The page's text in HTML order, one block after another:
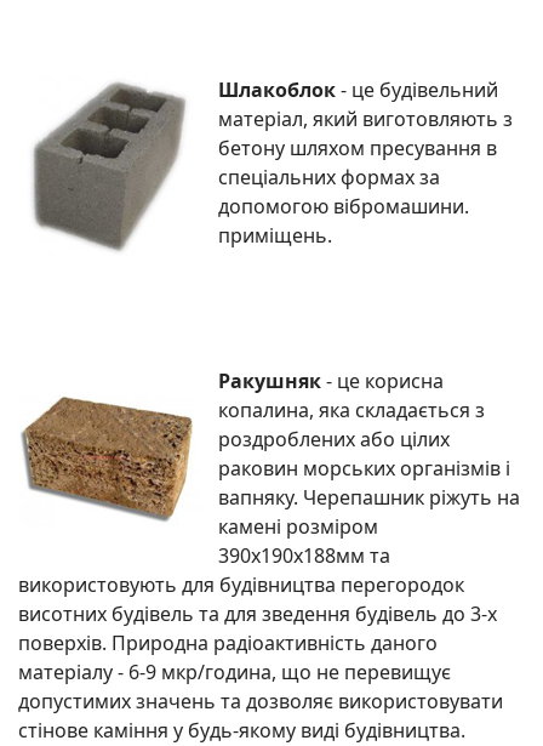
Шлакоблок- це будівельний
матеріал, який виготовляють з
бетону шляхом пресування в
спеціальних формах за
допомогою вібромашини.
приміщень.
Ракушняк- це корисна
копалина, яка складається з
роздроблених або цілих
раковин морських організмів і
вапняку. Черепашник ріжуть на
камені розміром
390х190х188мм та
використовують для будівництва перегородок
висотних будівель та для зведення будівель до 3-х
поверхів. Природна радіоактивність даного
матеріалу - 6-9 мкр/година, що не перевищує
допустимих значень та дозволяє використовувати
стінове каміння у будь-якому виді будівництва.